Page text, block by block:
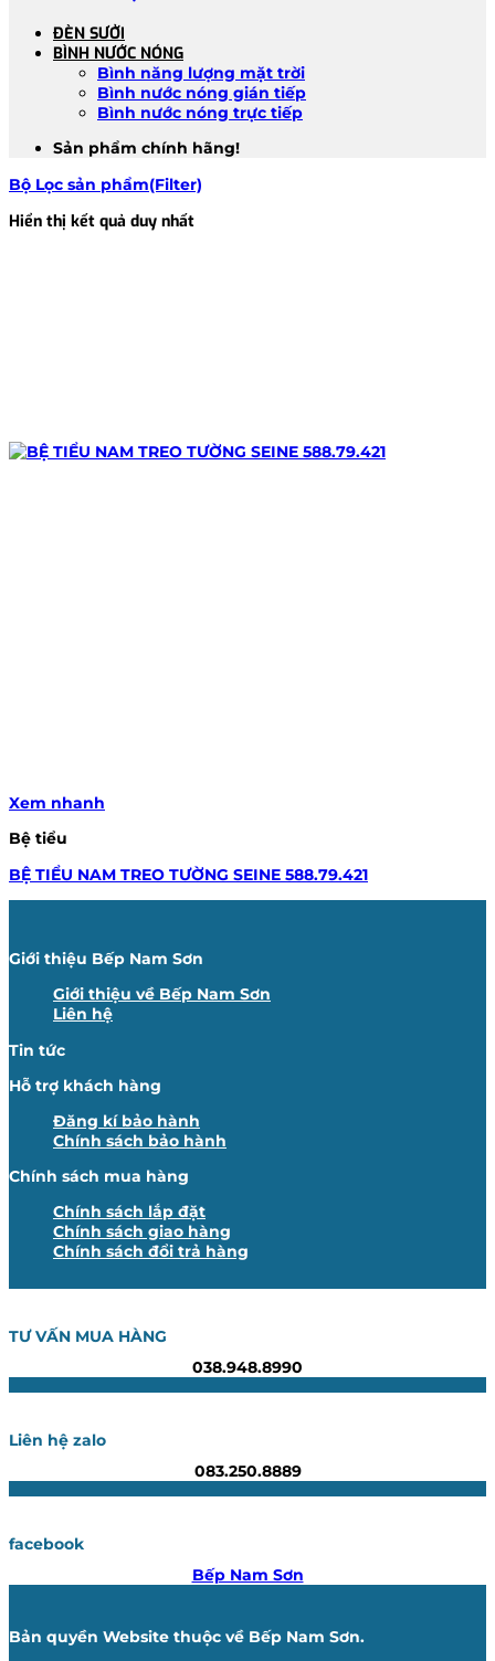
ĐÈN SƯỞI
BÌNH NƯỚC NÓNG
Bình năng lượng mặt trời
Bình nước nóng gián tiếp
Bình nước nóng trực tiếp
Sản phẩm chính hãng!
Bộ Lọc sản phẩm(Filter)
Hiển thị kết quả duy nhất
Xem nhanh
Bệ tiểu
BỆ TIỂU NAM TREO TƯỜNG SEINE 588.79.421
Giới thiệu Bếp Nam Sơn
Giới thiệu về Bếp Nam Sơn
Liên hệ
Tin tức
Hỗ trợ khách hàng
Đăng kí bảo hành
Chính sách bảo hành
Chính sách mua hàng
Chính sách lắp đặt
Chính sách giao hàng
Chính sách đổi trả hàng
TƯ VẤN MUA HÀNG
038.948.8990
Liên hệ zalo
083.250.8889
facebook
Bếp Nam Sơn
Bản quyền Website thuộc về Bếp Nam Sơn.